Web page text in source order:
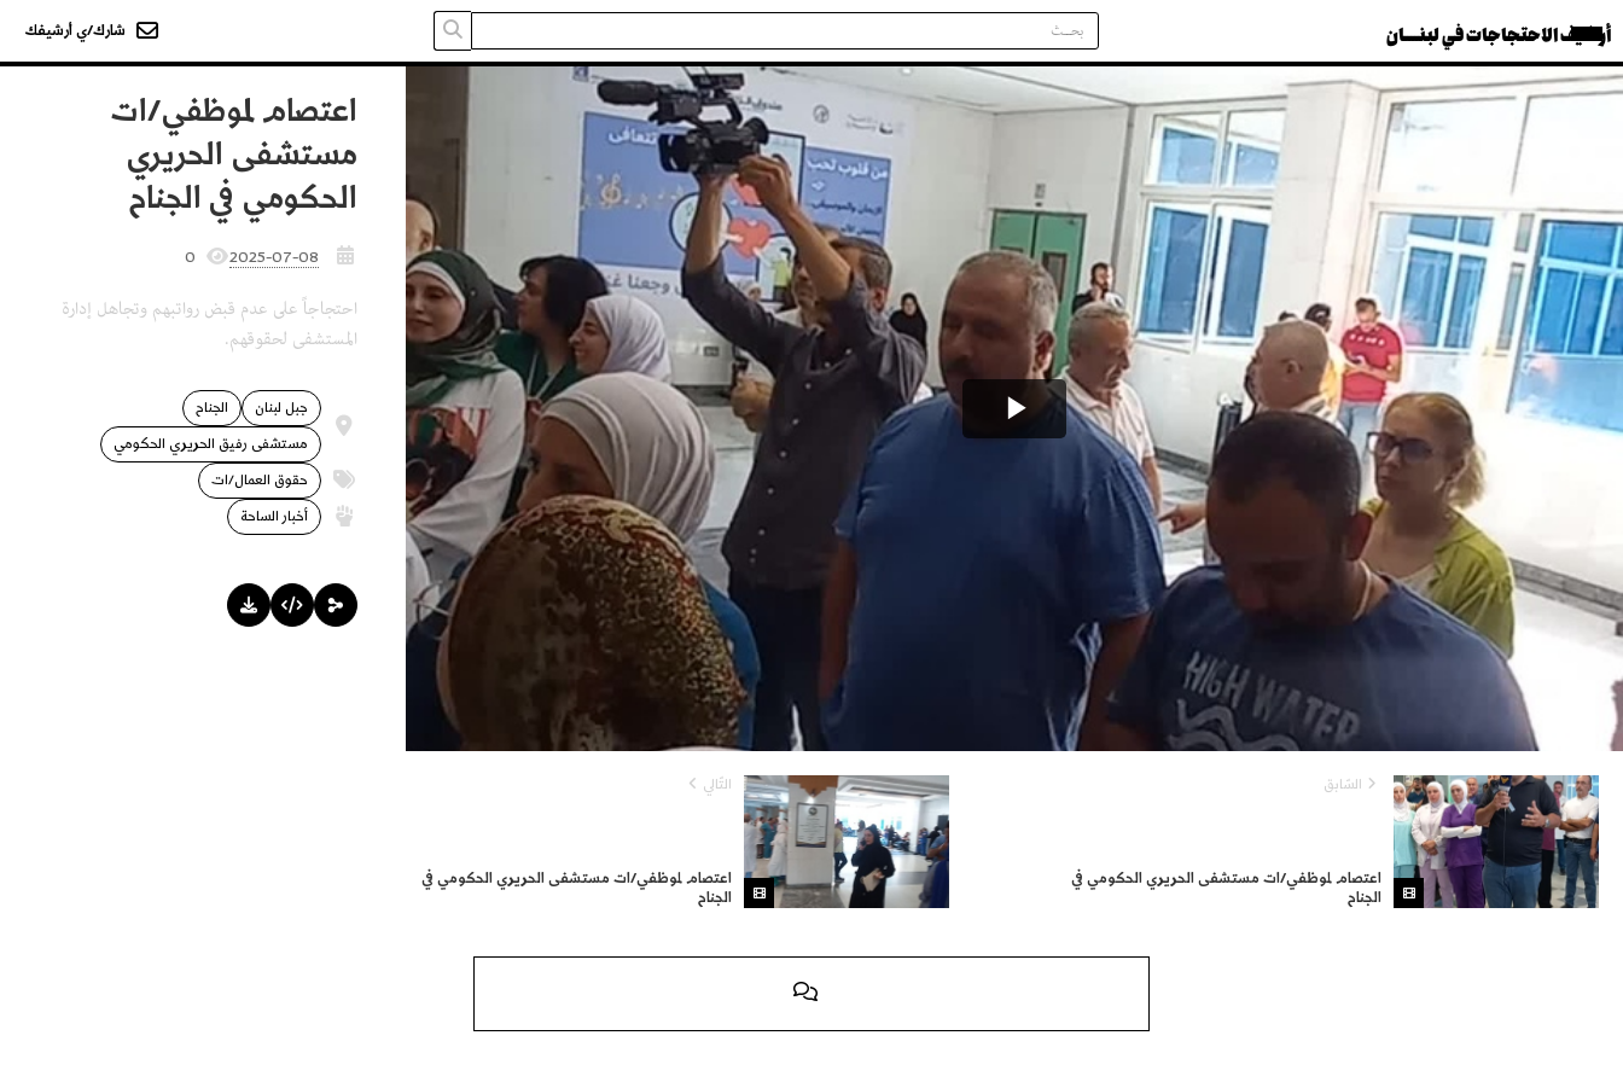
أرشيف الاحتجاجات في لبنــــان شارك/ي أرشيفك
اعتصام لموظفي/ات
مستشفى الحريري
الحكومي في الجناح
2025-07-08
0
احتجاجاً على عدم قبض رواتبهم وتجاهل إدارة
المستشفى لحقوقهم.
الجناح
جبل لبنان
مستشفى رفيق الحريري الحكومي
حقوق العمال/ات
أخبار الساحة
السّابق
اعتصام لموظفي/ات مستشفى الحريري الحكومي في
الجناح
التّالي
اعتصام لموظفي/ات مستشفى الحريري الحكومي في
الجناح